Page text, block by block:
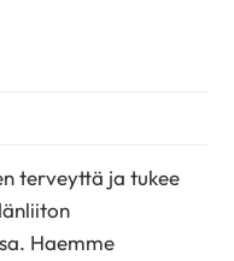
terveyttä ja tukee
Haemme